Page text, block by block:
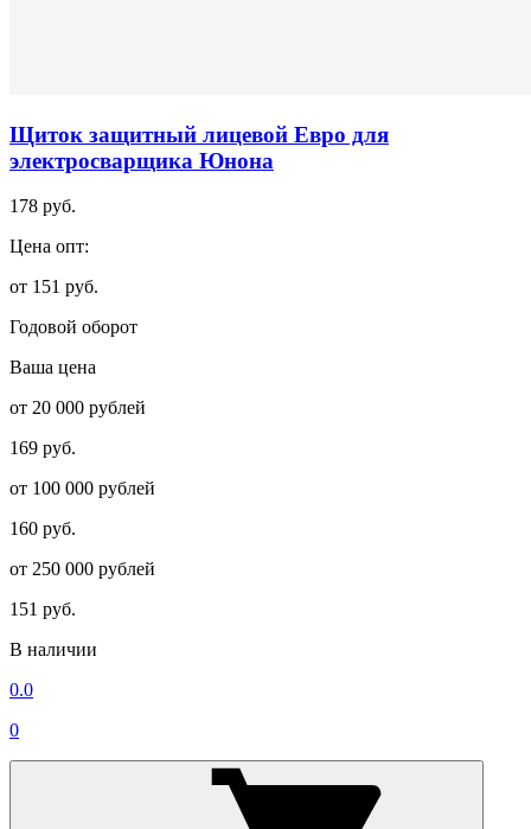
Щиток защитный лицевой Евро для
электросварщика Юнона
178 руб.
Цена опт:
от 151 руб.
Годовой оборот
Ваша цена
от 20 000 рублей
169 руб.
от 100 000 рублей
160 руб.
от 250 000 рублей
151 руб.
В наличии
0.0
0